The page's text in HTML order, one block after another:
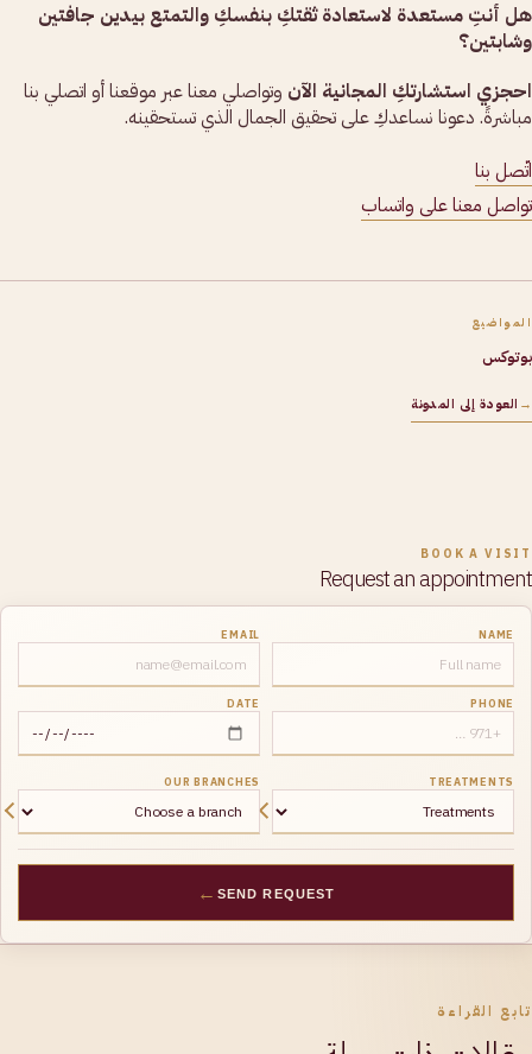
هل أنتِ مستعدة لاستعادة ثقتكِ بنفسكِ والتمتع بيدين جافتين
وشابتين؟
احجزي استشارتكِ المجانية الآن وتواصلي معنا عبر موقعنا أو اتصلي بنا
مباشرةً. دعونا نساعدكِ على تحقيق الجمال الذي تستحقينه.
اتّصل بنا
تواصل معنا على واتساب
المواضيع
بوتوكس
→ العودة إلى المدونة
BOOK A VISIT
Request an appointment
NAME
EMAIL
PHONE
DATE
TREATMENTS
OUR BRANCHES
SEND REQUEST
←
تابع القراءة